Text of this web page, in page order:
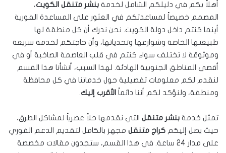
أهلاً بكم في دليلكم الشامل لخدمة بنشر متنقل الكويت،
المصمم خصيصاً لمساعدتكم في العثور على المساعدة الفورية
أينما كنتم داخل دولة الكويت. نحن ندرك أن كل منطقة لها
طبيعتها الخاصة وشوارعها وتحدياتها، وأن حاجتكم لخدمة سريعة
وموثوقة لا تختلف سواء كنتم في قلب العاصمة الصاخبة أو في
أقصى المناطق الجنوبية الهادئة. لهذا السبب، أنشأنا هذا القسم
لنقدم لكم معلومات تفصيلية حول خدماتنا في كل محافظة
ومنطقة، ولنؤكد لكم أننا دائماً الأقرب إليك.
تمثل خدمة بنشر متنقل التي نقدمها حلاً عصرياً لمشاكل الطرق،
حيث يصل إليكم كراج متنقل مجهز بالكامل لتقديم الدعم الفوري
على مدار 24 ساعة. في هذا القسم، ستجدون مقالات مخصصة